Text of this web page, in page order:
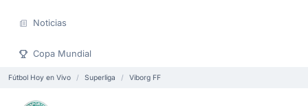
Noticias
Copa Mundial
Fútbol Hoy en Vivo Superliga Viborg FF